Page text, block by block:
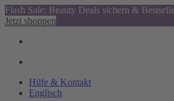
Flash Sale: Beauty Deals sichern &
Jetzt shoppen
Hilfe & Kontakt
Englisch